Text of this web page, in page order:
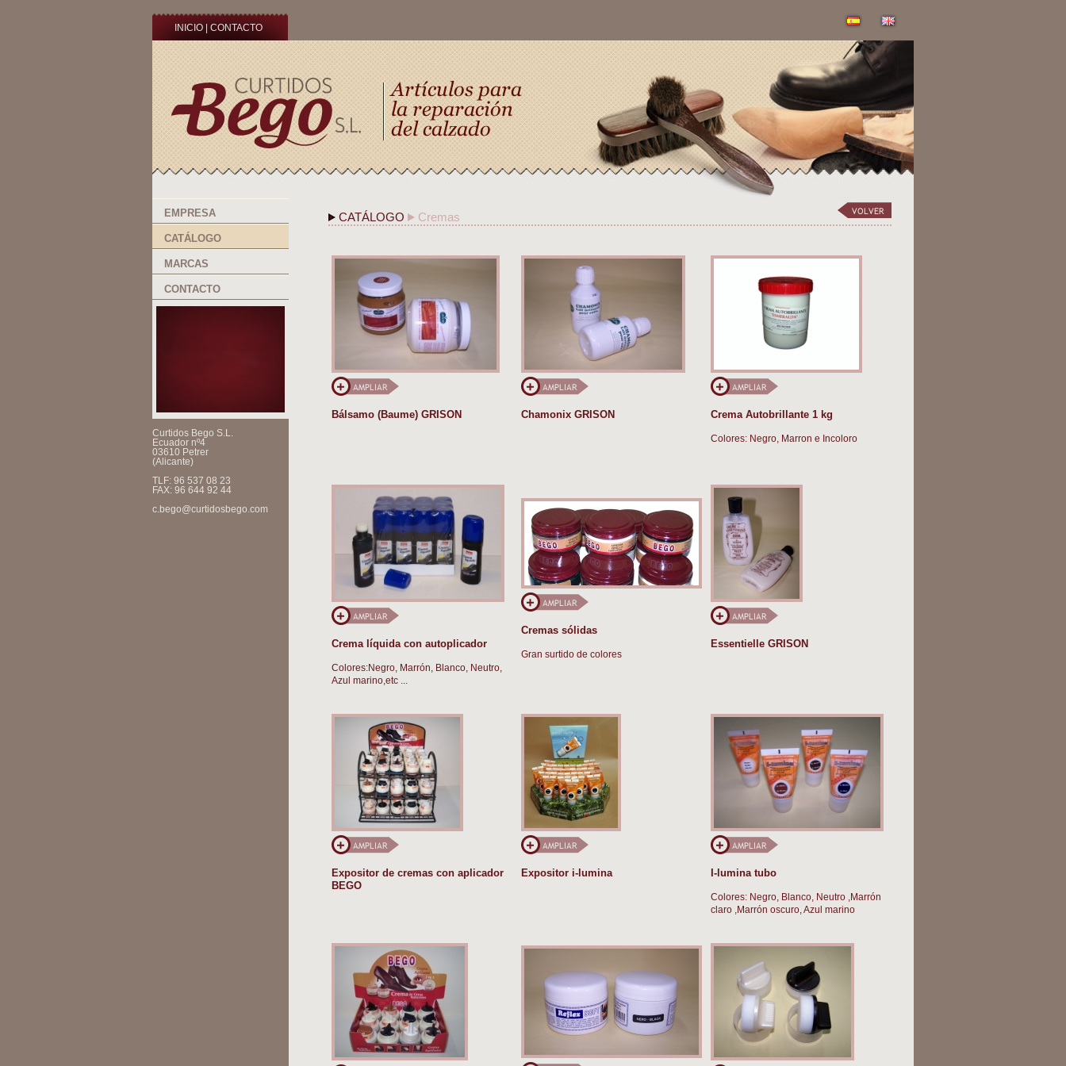
INICIO CONTACTO
EMPRESA
CATÁLOGO
MARCAS
CONTACTO
Curtidos Bego S.L.
Ecuador nº4
03610 Petrer
(Alicante)
TLF: 96 537 08 23
FAX: 96 644 92 44
c.bego@curtidosbego.com
CATÁLOGO Cremas
Bálsamo (Baume) GRISON Chamonix GRISON Crema Autobrillante 1 kg
Colores: Negro, Marron e Incoloro
Crema líquida con autoplicador
Colores:Negro, Marrón, Blanco, Neutro,
Azul marino,etc ...
Cremas sólidas
Gran surtido de colores
Essentielle GRISON
Expositor de cremas con aplicador
BEGO
Expositor i-lumina I-lumina tubo
Colores: Negro, Blanco, Neutro ,Marrón
claro ,Marrón oscuro, Azul marino